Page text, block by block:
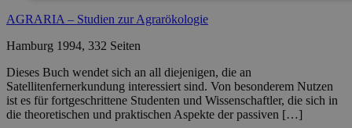
AGRARIA – Studien zur Agrarökologie
Hamburg 1994, 332 Seiten
Dieses Buch wendet sich an all diejenigen, die an
Satellitenfernerkundung interessiert sind. Von besonderem Nutzen
ist es für fortgeschrittene Studenten und Wissenschaftler, die sich in
die theoretischen und praktischen Aspekte der passiven […]